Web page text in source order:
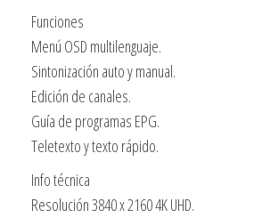
Funciones
Menú OSD multilenguaje.
Sintonización auto y manual.
Edición de canales.
Guía de programas EPG.
Teletexto y texto rápido.
Info técnica
Resolución 3840 x 2160 4K UHD.